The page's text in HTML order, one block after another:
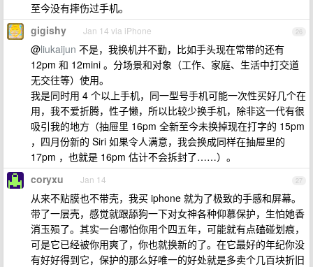
至今没有摔伤过手机。
26
gigishy Jan 14 via iPhone
@liukaijun 不是，我换机并不勤，比如手头现在常带的还有
12pm 和 12mini 。分场景和对象（工作、家庭、生活中打交道
无交往等）使用。
我是同时用 4 个以上手机，同一型号手机可能一次性买好几个在
用，我不爱折腾，性子懒，所以比较少换手机，除非这一代有很
吸引我的地方（抽屉里 16pm 全新至今未换掉现在打字的 15pm
，四月份新的 Siri 如果令人满意，我会换成同样在抽屉里的
17pm ，也就是 16pm 估计不会拆封了……）。
27
coryxu Jan 14
从来不贴膜也不带壳，我买 iphone 就为了极致的手感和屏幕。
带了一层壳，感觉就跟舔狗一下对女神各种仰慕保护，生怕她香
消玉殒了。其实一台哪怕你用个四五年，可能就有点磕碰划痕，
可是它已经被你用爽了，你也就换新的了。在它最好的年纪你没
有好好得到它，保护的那么好唯一的好处就是多卖个几百块折旧